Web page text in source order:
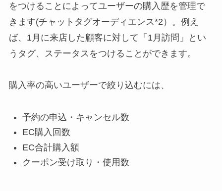
をつけることによってユーザーの購入歴を管理で
きます(チャットタグオーディエンス*2）。例え
ば、1月に来店した顧客に対して「1月訪問」とい
うタグ、ステータスをつけることができます。
購入率の高いユーザーで絞り込むには、
予約の申込・キャンセル数
EC購入回数
EC合計購入額
クーポン受け取り・使用数